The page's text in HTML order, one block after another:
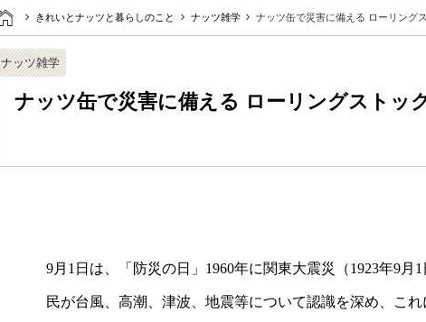
きれいとナッツと暮らしのこと ナッツ雑学 ナッツ缶で災害に備える ローリング
ナッツ缶で災害に備える ローリングストッ
ナッツ雑学
9月1日は、「防災の日」1960年に関東大震災（1923年9
民が台風、高潮、津波、地震等について認識を深め、こ